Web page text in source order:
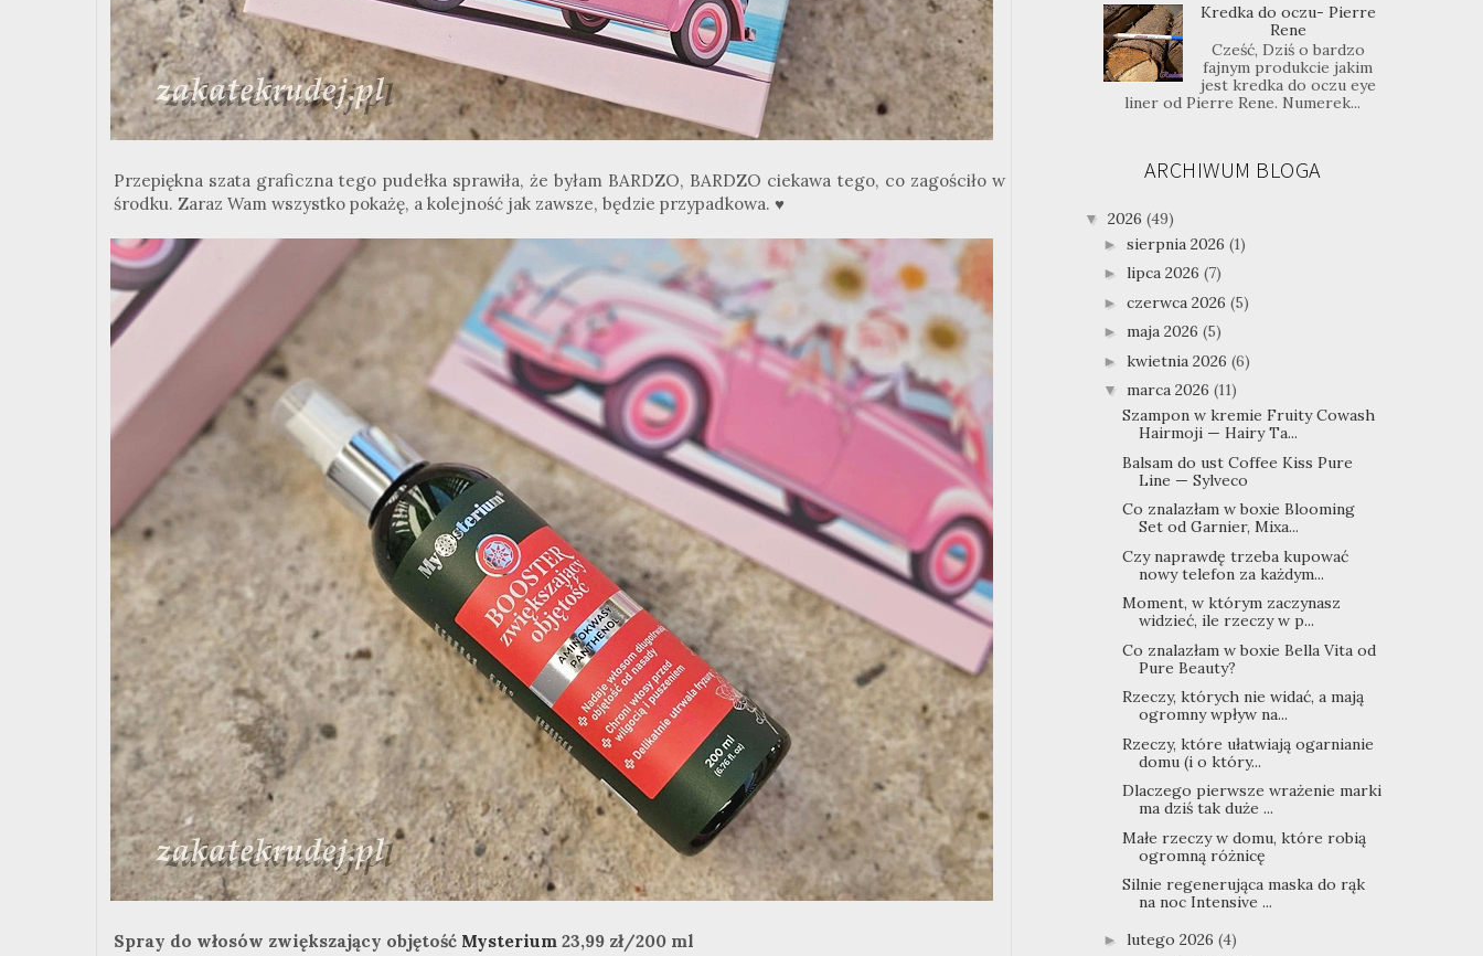
Przepiękna szata graficzna tego pudełka sprawiła, że byłam BARDZO, BARDZO ciekawa tego, co zagościło w
środku. Zaraz Wam wszystko pokażę, a kolejność jak zawsze, będzie przypadkowa. ♥
Spray do włosów zwiększający objętość Mysterium 23,99 zł/200 ml
Kredka do oczu- Pierre
Rene
Cześć, Dziś o bardzo
fajnym produkcie jakim
jest kredka do oczu eye
liner od Pierre Rene. Numerek...
ARCHIWUM BLOGA
▼ 2026 (49)
► sierpnia 2026 (1)
► lipca 2026 (7)
► czerwca 2026 (5)
► maja 2026 (5)
► kwietnia 2026 (6)
▼ marca 2026 (11)
Szampon w kremie Fruity Cowash
Hairmoji — Hairy Ta...
Balsam do ust Coffee Kiss Pure
Line — Sylveco
Co znalazłam w boxie Blooming
Set od Garnier, Mixa...
Czy naprawdę trzeba kupować
nowy telefon za każdym...
Moment, w którym zaczynasz
widzieć, ile rzeczy w p...
Co znalazłam w boxie Bella Vita od
Pure Beauty?
Rzeczy, których nie widać, a mają
ogromny wpływ na...
Rzeczy, które ułatwiają ogarnianie
domu (i o który...
Dlaczego pierwsze wrażenie marki
ma dziś tak duże ...
Małe rzeczy w domu, które robią
ogromną różnicę
Silnie regenerująca maska do rąk
na noc Intensive ...
► lutego 2026 (4)